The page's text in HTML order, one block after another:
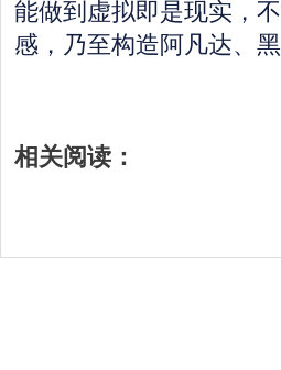
能做到虚拟即是现实，
感，乃至构造阿凡达、
相关阅读：